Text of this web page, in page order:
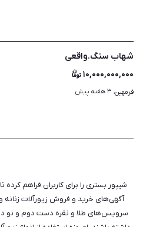
شهاب سنگ.واقعی
۱۰,۰۰۰,۰۰۰,۰۰۰
فرمهین، ۳ هفته پیش
شیپور بستری را برای کاربران فراهم کرده
آگهی‌های خرید و فروش زیورآلات زنانه
سرویس‌های طلا و نقره دست دوم و نو